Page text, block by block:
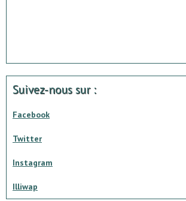
Suivez-nous sur :
Facebook
Twitter
Instagram
Illiwap